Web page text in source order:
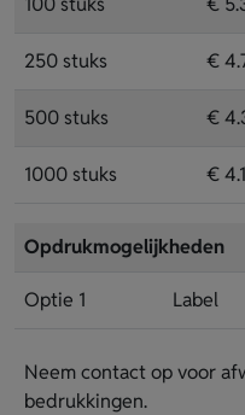
250 stuks €
500 stuks €
1000 stuks €
Opdrukmogelijkheden
Optie 1 Label
Neem contact op voor
bedrukkingen.